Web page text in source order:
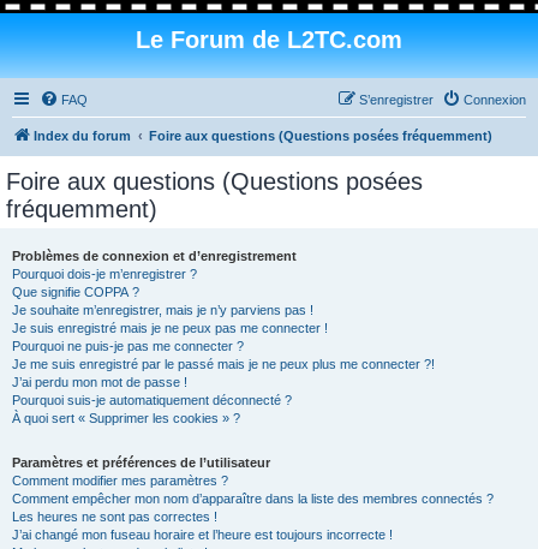
Le Forum de L2TC.com
FAQ Connexion
S’enregistrer
Index du forum Foire aux questions (Questions posées fréquemment)
Foire aux questions (Questions posées
fréquemment)
Problèmes de connexion et d’enregistrement
Pourquoi dois-je m’enregistrer ?
Que signifie COPPA ?
Je souhaite m’enregistrer, mais je n’y parviens pas !
Je suis enregistré mais je ne peux pas me connecter !
Pourquoi ne puis-je pas me connecter ?
Je me suis enregistré par le passé mais je ne peux plus me connecter ?!
J’ai perdu mon mot de passe !
Pourquoi suis-je automatiquement déconnecté ?
À quoi sert « Supprimer les cookies » ?
Paramètres et préférences de l’utilisateur
Comment modifier mes paramètres ?
Comment empêcher mon nom d’apparaître dans la liste des membres connectés ?
Les heures ne sont pas correctes !
J’ai changé mon fuseau horaire et l’heure est toujours incorrecte !